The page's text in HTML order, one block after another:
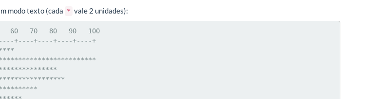
modo texto (cada * vale 2 unidades):